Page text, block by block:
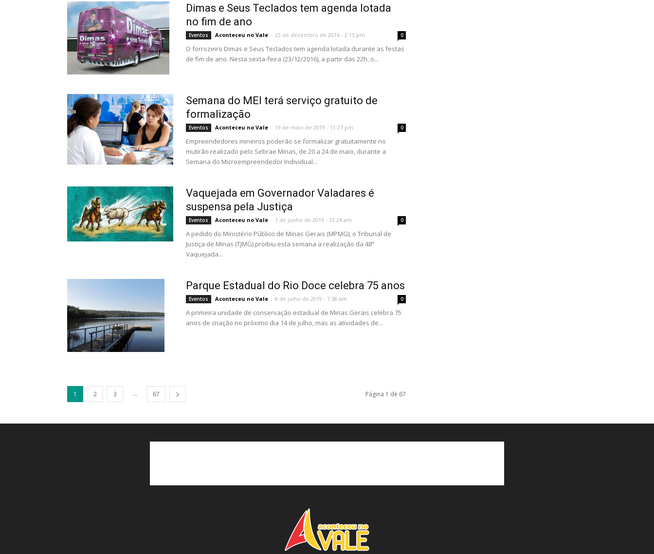
Dimas e Seus Teclados tem agenda lotada
no fim de ano
Eventos Aconteceu no Vale - 23 de dezembro de 2016 - 2:15 pm 0
O forrozeiro Dimas e Seus Teclados tem agenda lotada durante as festas
de fim de ano. Nesta sexta-feira (23/12/2016), a partir das 22h, o...
Semana do MEI terá serviço gratuito de
formalização
Eventos Aconteceu no Vale - 19 de maio de 2019 - 11:27 pm 0
Empreendedores mineiros poderão se formalizar gratuitamente no
mutirão realizado pelo Sebrae Minas, de 20 a 24 de maio, durante a
Semana do Microempreendedor Individual...
Vaquejada em Governador Valadares é
suspensa pela Justiça
Eventos Aconteceu no Vale - 7 de junho de 2019 - 12:24 am 0
A pedido do Ministério Público de Minas Gerais (MPMG), o Tribunal de
Justiça de Minas (TJMG) proibiu esta semana a realização da 48ª
Vaquejada...
Parque Estadual do Rio Doce celebra 75 anos
Eventos Aconteceu no Vale - 8 de julho de 2019 - 7:58 am 0
A primeira unidade de conservação estadual de Minas Gerais celebra 75
anos de criação no próximo dia 14 de julho, mas as atividades de...
1 2 3 ... 67 Página 1 de 67